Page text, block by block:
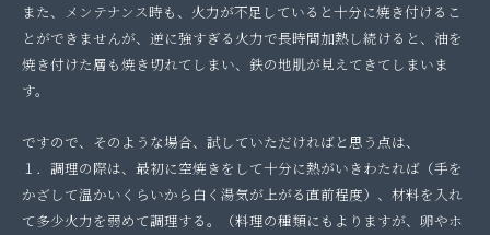
また、メンテナンス時も、火力が不足していると十分に焼き付けるこ
とができませんが、逆に強すぎる火力で長時間加熱し続けると、油を
焼き付けた層も焼き切れてしまい、鉄の地肌が見えてきてしまいま
す。
ですので、そのような場合、試していただければと思う点は、
１．調理の際は、最初に空焼きをして十分に熱がいきわたれば（手を
かざして温かいくらいから白く湯気が上がる直前程度）、材料を入れ
て多少火力を弱めて調理する。（料理の種類にもよりますが、卵やホ